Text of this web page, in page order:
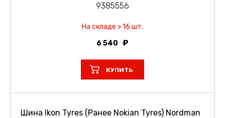
9385556
На складе > 16 шт.
6 540
КУПИТЬ
Шина Ikon Tyres (Ранее Nokian Tyres) Nordman